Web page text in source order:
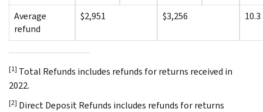
Average
refund
$2,951 $3,256 10.3
[1] Total Refunds includes refunds for returns received in
2022.
[2] Direct Deposit Refunds includes refunds for returns